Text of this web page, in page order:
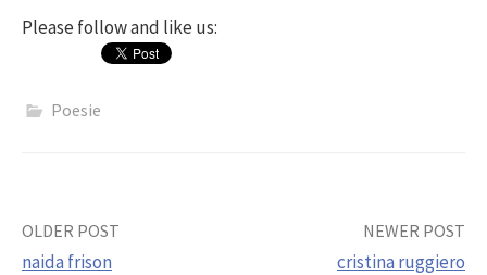
Please follow and like us:
Poesie
Post
OLDER POST
naida frison
NEWER POST
cristina ruggiero